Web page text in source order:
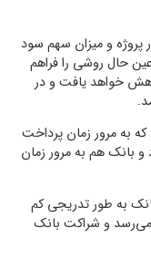
پروژه و میزان سهم سود
حال روشي را فراهم
خواهد یافت و در
كه به مرور زمان پرداخت
بانك هم به مرور زمان
به طور تدریجی کم
و شراكت بانك